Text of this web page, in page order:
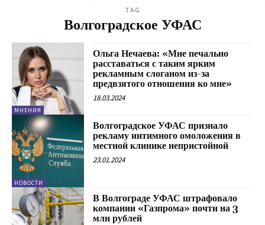
TAG
Волгоградское УФАС
МНЕНИЯ
Ольга Нечаева: «Мне печально
расставаться с таким ярким
рекламным слоганом из-за
предвзятого отношения ко мне»
18.03.2024
НОВОСТИ
Волгоградское УФАС признало
рекламу интимного омоложения в
местной клинике непристойной
23.01.2024
В Волгограде УФАС штрафовало
компании «Газпрома» почти на 3
млн рублей